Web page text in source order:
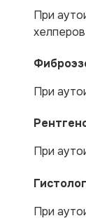
При
При
При
При